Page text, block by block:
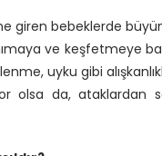
giren bebeklerde
ve keşfetmeye
uyku gibi
olsa da, ataklardan